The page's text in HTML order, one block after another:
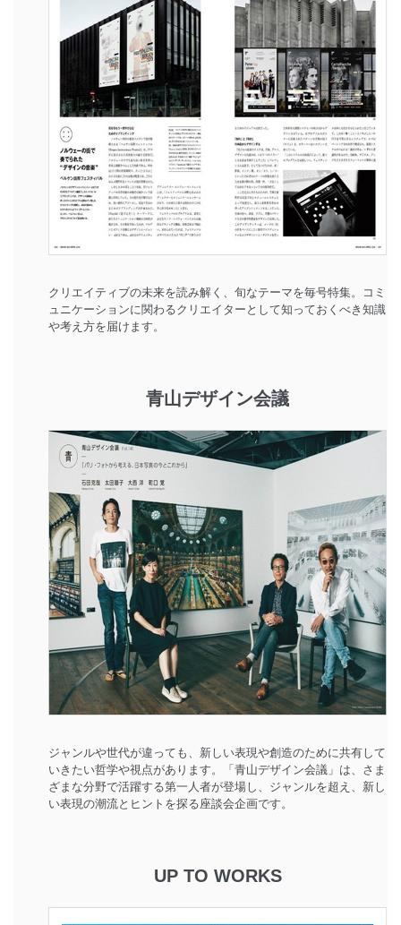
クリエイティブの未来を読み解く、旬なテーマを毎号特集。コミ
ュニケーションに関わるクリエイターとして知っておくべき知識
や考え方を届けます。
青山デザイン会議
ジャンルや世代が違っても、新しい表現や創造のために共有して
いきたい哲学や視点があります。「青山デザイン会議」は、さま
ざまな分野で活躍する第一人者が登場し、ジャンルを超え、新し
い表現の潮流とヒントを探る座談会企画です。
UP TO WORKS